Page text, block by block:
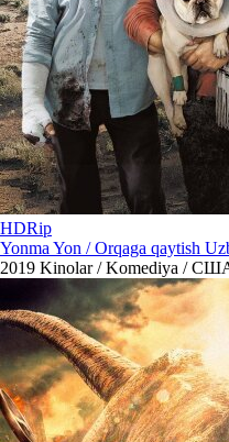
HDRip
Yonma Yon / Orqaga qaytish
2019 Kinolar / Komediya /